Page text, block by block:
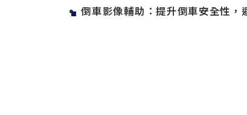
倒車影像輔助：提升倒車安全性，